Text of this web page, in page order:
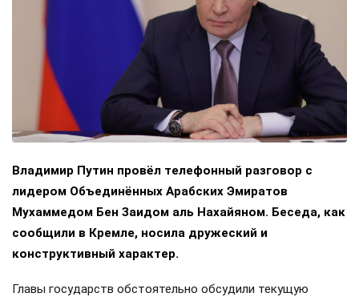
Владимир Путин провёл телефонный разговор с
лидером Объединённых Арабских Эмиратов
Мухаммедом Бен Заидом аль Нахайяном. Беседа, как
сообщили в Кремле, носила дружеский и
конструктивный характер.
Главы государств обстоятельно обсудили текущую